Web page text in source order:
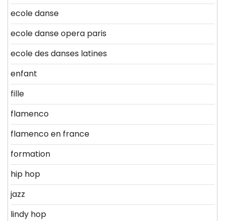
ecole danse
ecole danse opera paris
ecole des danses latines
enfant
fille
flamenco
flamenco en france
formation
hip hop
jazz
lindy hop